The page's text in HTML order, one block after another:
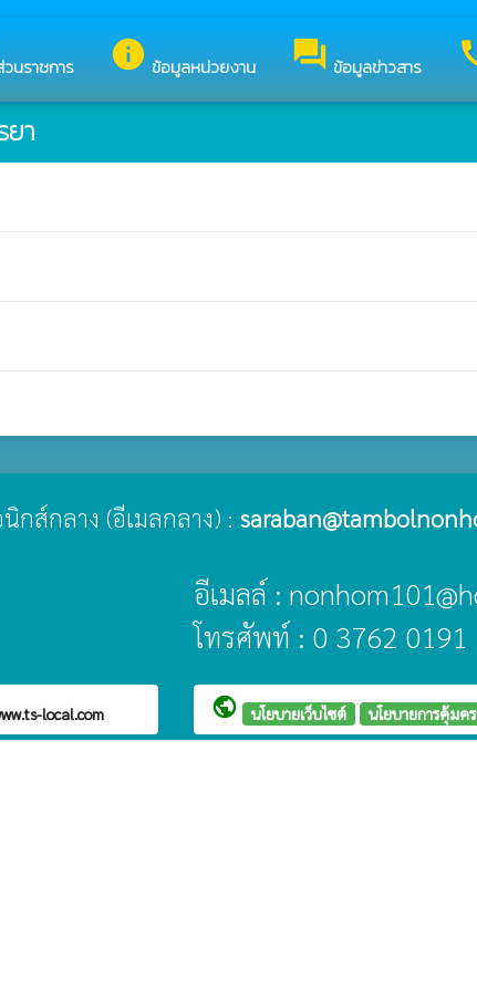
วนราชการ info ข้อมูลหน่วยงาน forum ข้อมูลข่าวสาร
อง องค์การบริหารส่วนตำบลโนนห้อม
า
กส์กลาง (อีเมลกลาง) :
อีเมลล์ :
โทรศัพท์ : 0 3762 0191
local.com public นโยบายเว็บไซต์ นโยบายการคุ้ม